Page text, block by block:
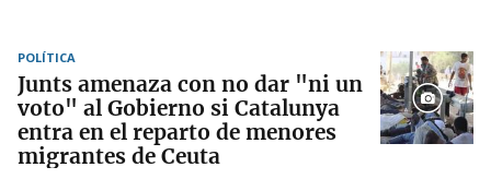
POLÍTICA
Junts amenaza con no dar "ni un
voto" al Gobierno si Catalunya
entra en el reparto de menores
migrantes de Ceuta